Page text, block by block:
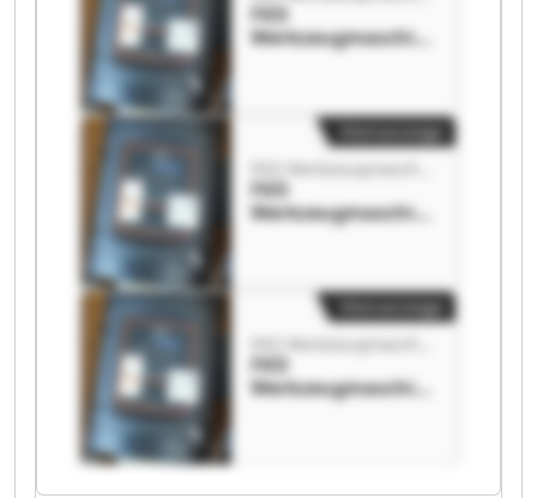
FKD
Werkzeugmaschin
enGmbH FKD
enGmbH
FKD
Werkzeugmaschin
enGmbH FKD
enGmbH
FKD
Werkzeugmaschin
enGmbH FKD